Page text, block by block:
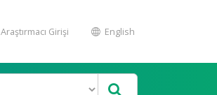
Araştırmacı Girişi English